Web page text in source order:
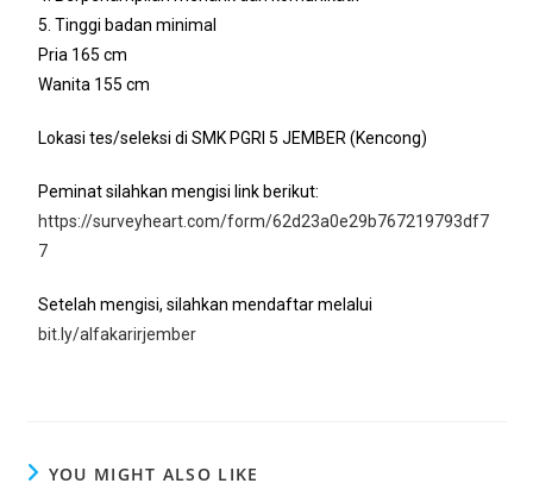
5. Tinggi badan minimal
Pria 165 cm
Wanita 155 cm
Lokasi tes/seleksi di SMK PGRI 5 JEMBER (Kencong)
Peminat silahkan mengisi link berikut:
https://surveyheart.com/form/62d23a0e29b767219793df7
7
Setelah mengisi, silahkan mendaftar melalui
bit.ly/alfakarirjember
YOU MIGHT ALSO LIKE